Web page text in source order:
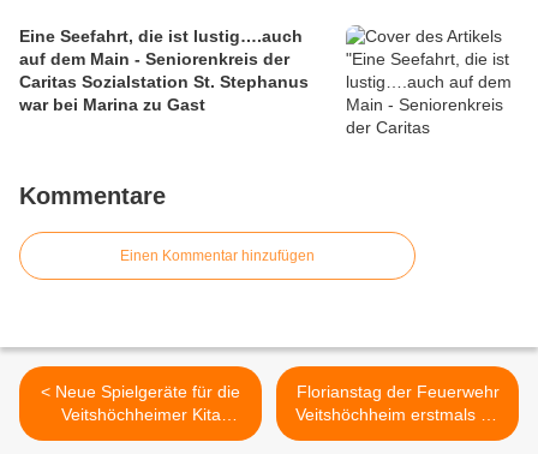
Eine Seefahrt, die ist lustig….auch
auf dem Main - Seniorenkreis der
Caritas Sozialstation St. Stephanus
war bei Marina zu Gast
Kommentare
Einen Kommentar hinzufügen
< Neue Spielgeräte für die
Veitshöchheimer Kita
„Zauberbaum“ offiziell
Florianstag der Feuerwehr
Veitshöchheim erstmals an
einem Samstag (16. Mai